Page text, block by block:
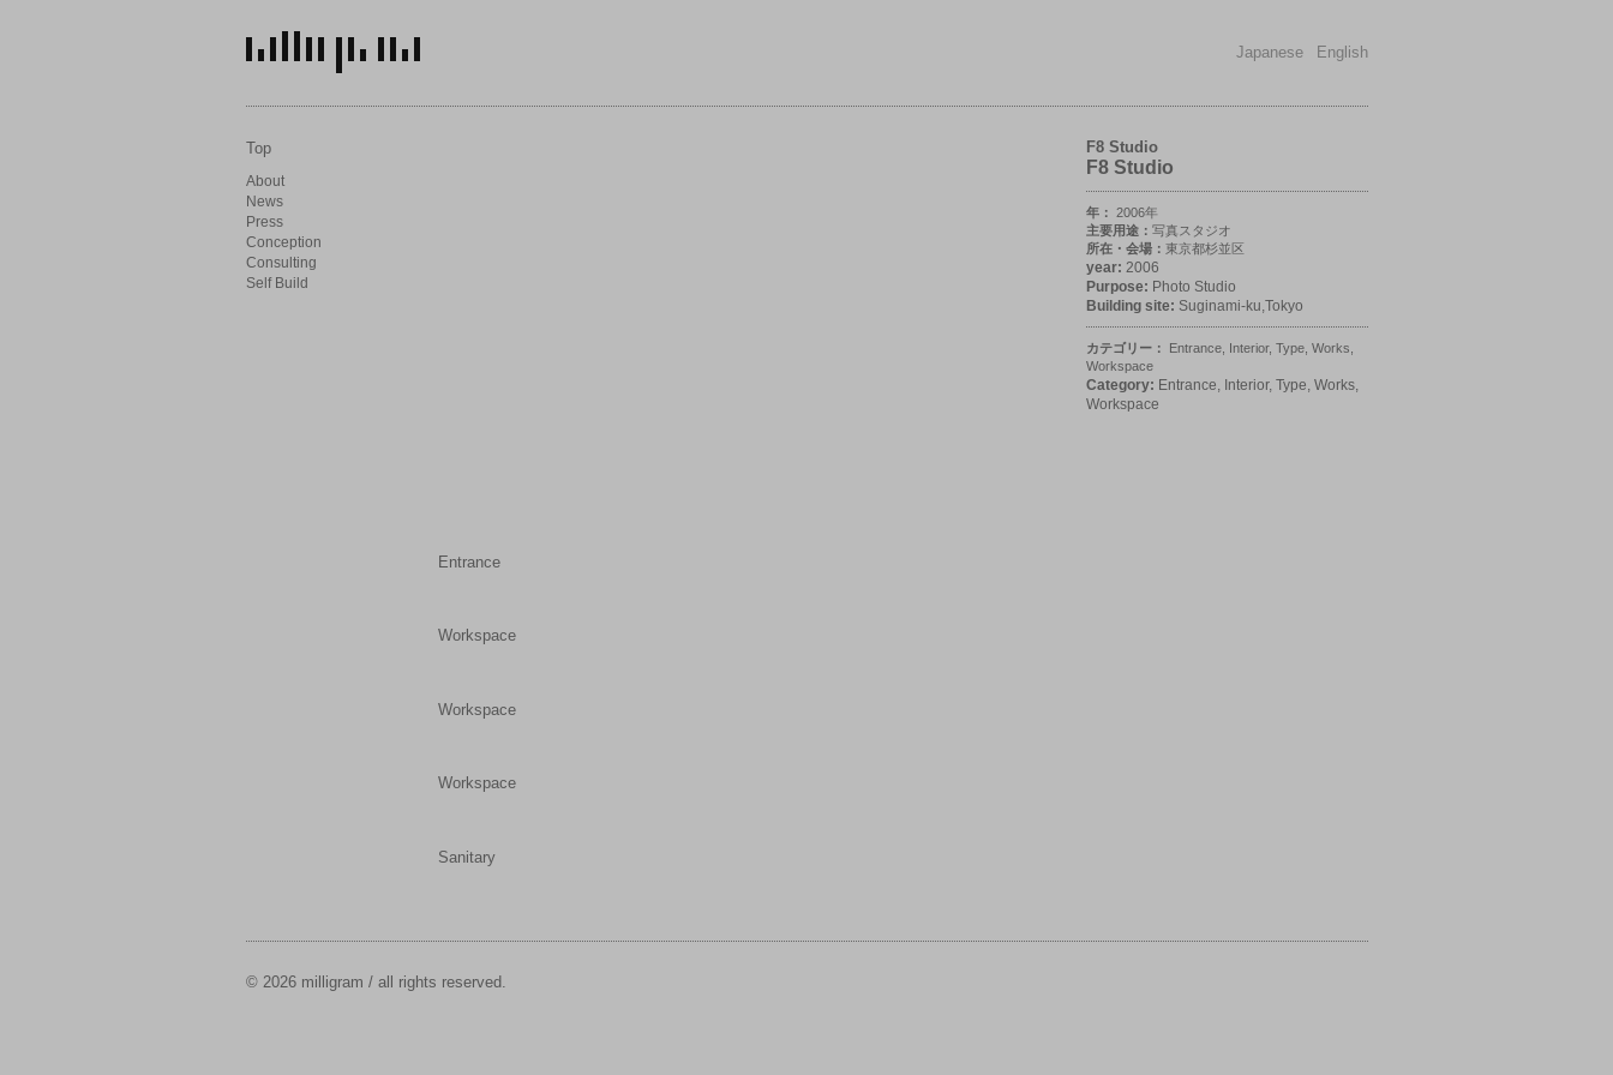
Japanese English
Top
About
News
Press
Conception
Consulting
Self Build
Entrance
Workspace
Workspace
Workspace
Sanitary
F8 Studio
F8 Studio
年： 2006年
主要用途： 写真スタジオ
所在・会場： 東京都杉並区
year: 2006
Purpose: Photo Studio
Building site: Suginami-ku,Tokyo
カテゴリー： Entrance, Interior, Type, Works
Workspace
Category: Entrance, Interior, Type, Works,
Workspace
© 2026 milligram / all rights reserved.